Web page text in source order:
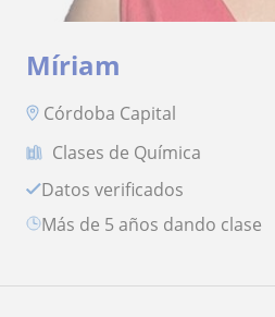
Míriam
Córdoba Capital
Clases de Química
Datos verificados
más de 5 años dando clase